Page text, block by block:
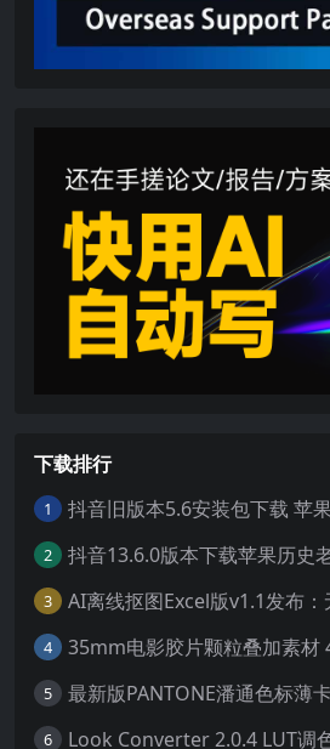
下载排行
1
2
3
4
5
6